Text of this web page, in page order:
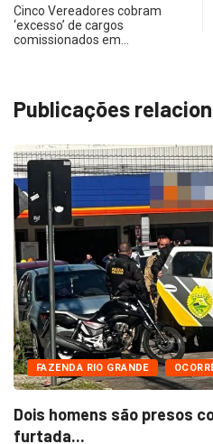
Cinco Vereadores cobram
‘excesso’ de cargos
comissionados em…
Publicações
FAZENDA RIO GRANDE
Dois homens são presos
furtada...